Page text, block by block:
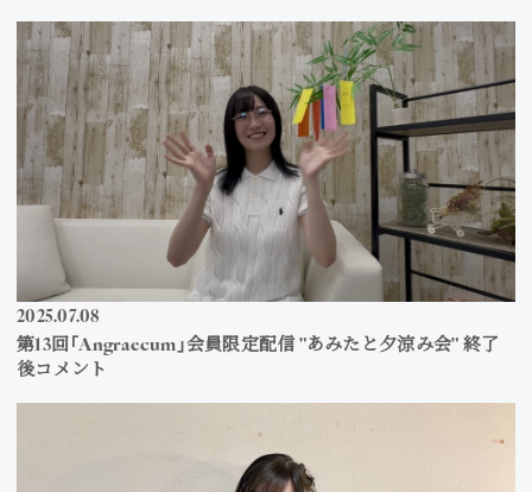
2025 07 08
第13回「Angraecum」会員限定配信 "あみたと夕涼み会" 終了
後コメント